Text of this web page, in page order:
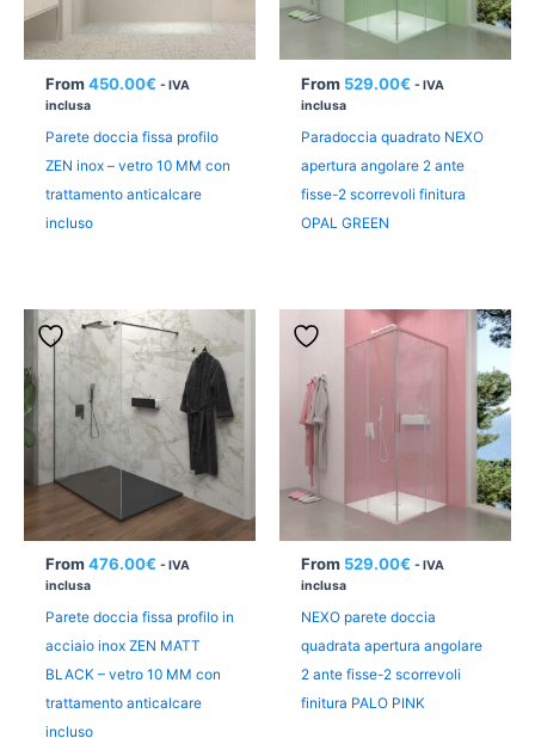
From 450.00€ - IVA
inclusa
Parete doccia fissa profilo
ZEN inox – vetro 10 MM con
trattamento anticalcare
incluso
From 529.00€ - IVA
inclusa
Paradoccia quadrato NEXO
apertura angolare 2 ante
fisse-2 scorrevoli finitura
OPAL GREEN
From 476.00€ - IVA
inclusa
Parete doccia fissa profilo in
acciaio inox ZEN MATT
BLACK – vetro 10 MM con
trattamento anticalcare
incluso
From 529.00€ - IVA
inclusa
NEXO parete doccia
quadrata apertura angolare
2 ante fisse-2 scorrevoli
finitura PALO PINK